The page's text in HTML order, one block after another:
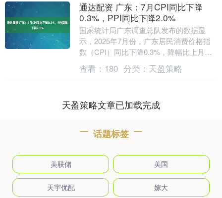
通达配资 广东：7月CPI同比下降
0.3%，PPI同比下降2.0%
国家统计局广东调查总队发布的数据显
示，2025年7月份，广东居民消费价格指
数（CPI）同比下降0.3%，降幅比上月收
窄0.1个百分点；环比由上月下降0.2%转
为....
查看： 180 分类： 天盈策略
天盈策略文章已加载完成
话题标签
美联储 美国
天宇优配 嫁大